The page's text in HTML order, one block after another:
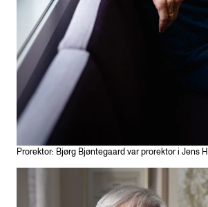
Prorektor: Bjørg Bjøntegaard var prorektor i Jens